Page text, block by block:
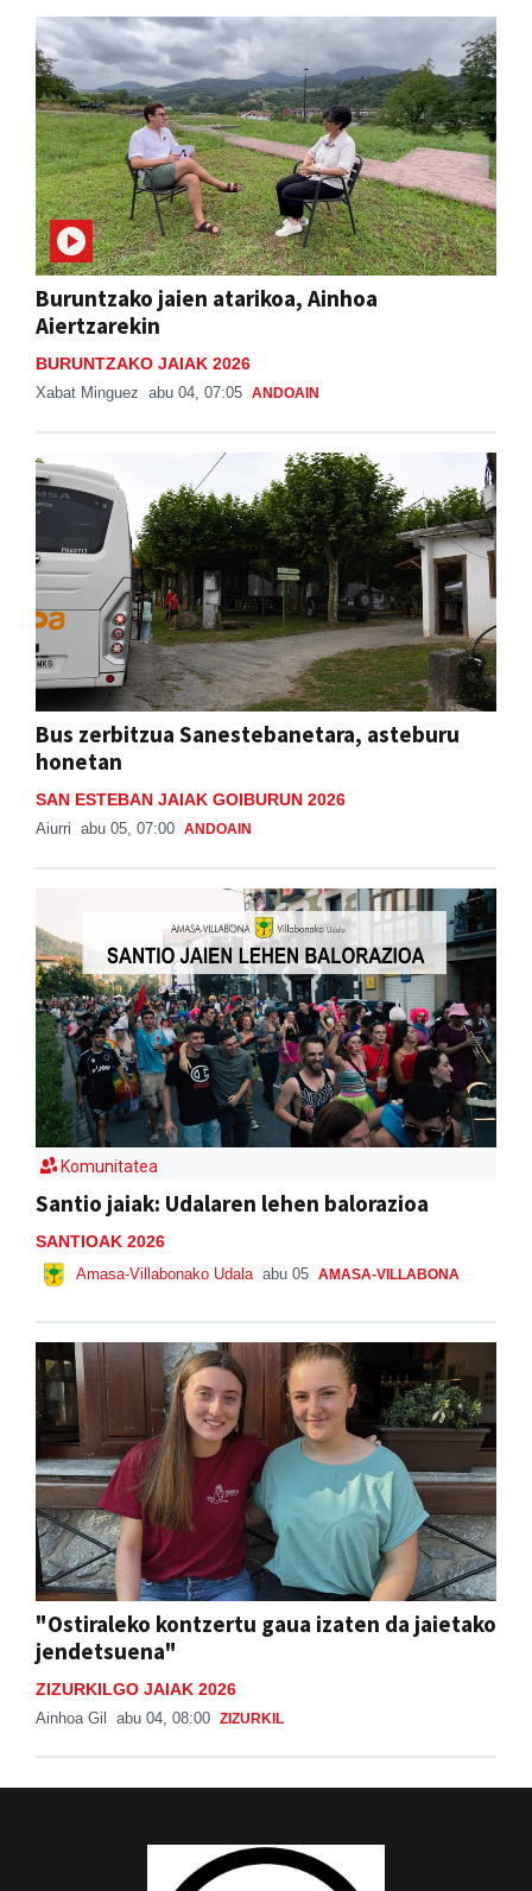
Buruntzako jaien atarikoa, Ainhoa
Aiertzarekin
BURUNTZAKO JAIAK 2026
Xabat Minguez abu 04, 07:05 ANDOAIN
Bus zerbitzua Sanestebanetara, asteburu
honetan
SAN ESTEBAN JAIAK GOIBURUN 2026
Aiurri abu 05, 07:00 ANDOAIN
Komunitatea
Santio jaiak: Udalaren lehen balorazioa
SANTIOAK 2026
Amasa-Villabonako Udala abu 05 AMASA-VILLABONA
"Ostiraleko kontzertu gaua izaten da jaietako
jendetsuena"
ZIZURKILGO JAIAK 2026
Ainhoa Gil abu 04, 08:00 ZIZURKIL